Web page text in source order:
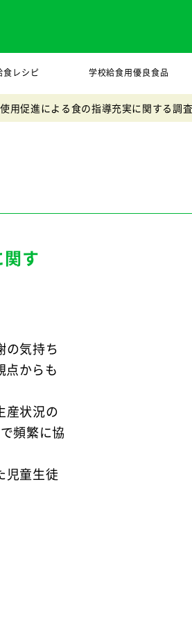
食レシピ 学校給食用優良食品
用促進による食の指導充実に関する調
す
の気持ち
点からも
産状況の
頻繁に協
児童生徒